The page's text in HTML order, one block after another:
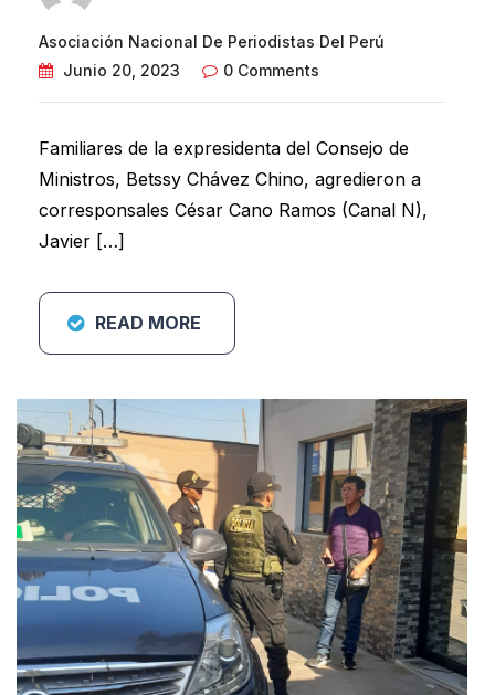
Asociación Nacional De Periodistas Del Perú
Junio 20, 2023
0 Comments
Familiares de la expresidenta del Consejo de
Ministros, Betssy Chávez Chino, agredieron a
corresponsales César Cano Ramos (Canal N),
Javier […]
READ MORE